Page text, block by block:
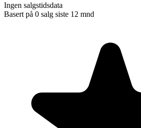
Ingen salgstidsdata
Basert på 0 salg siste 12 mnd